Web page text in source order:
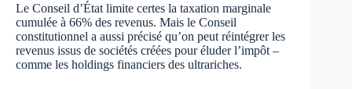
Le Conseil d’État limite certes la taxation marginale
cumulée à 66% des revenus. Mais le Conseil
constitutionnel a aussi précisé qu’on peut réintégrer les
revenus issus de sociétés créées pour éluder l’impôt –
comme les holdings financiers des ultrariches.